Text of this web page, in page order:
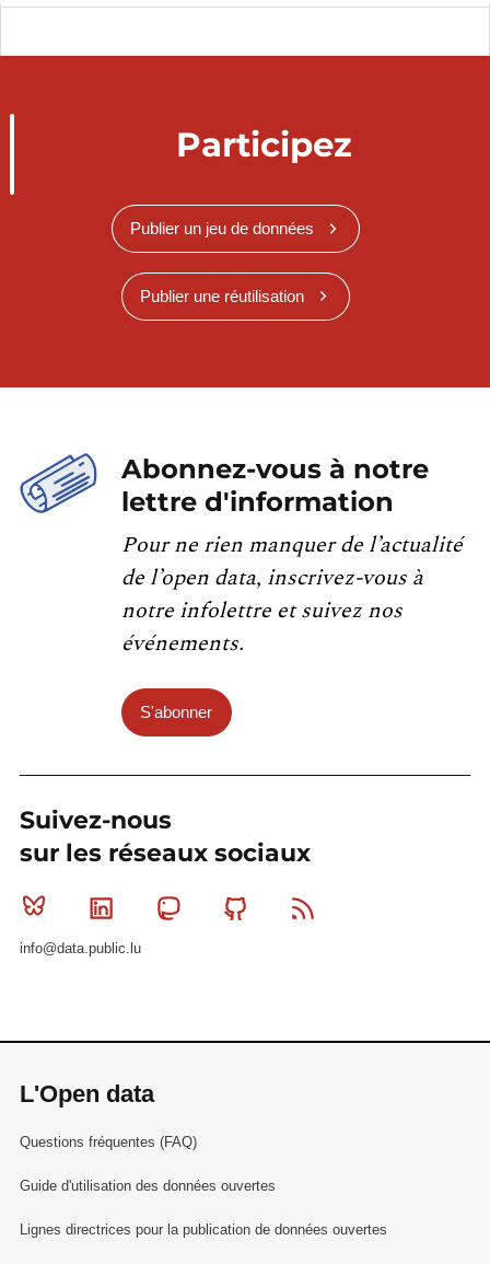
Participez
Publier un jeu de données
Publier une réutilisation
Abonnez-vous à notre
lettre d'information
Pour ne rien manquer de l’actualité
de l’open data, inscrivez-vous à
notre infolettre et suivez nos
événements.
S'abonner
Suivez-nous
sur les réseaux sociaux
Bluesky Linkedin MastodonGithub
info@data.public.lu
L'Open data
Questions fréquentes (FAQ)
Guide d'utilisation des données ouvertes
Lignes directrices pour la publication de données ouvertes